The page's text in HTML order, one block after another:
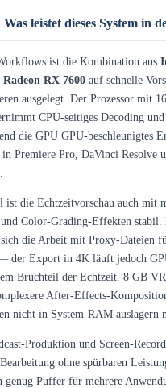
leistet dieses System in
ist die Kombination aus
RX 7600 auf schnelle
ausgelegt. Der Prozessor mit
CPU-seitiges Decoding
die GPU GPU-beschleunigtes
Premiere Pro, DaVinci Resolve
ist die Echtzeitvorschau auch mit
Color-Grading-Effekten
die Arbeit mit Proxy-Dateien
der Export in 4K läuft jedoch
Bruchteil der Echtzeit. 8 GB
After-Effects-
nicht in System-RAM auslagern
Produktion und Screen-
ohne spürbaren
genug Puffer für mehrere